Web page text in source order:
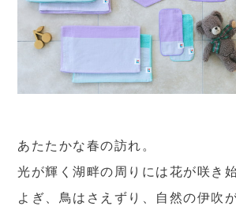
あたたかな春の訪れ。
光が輝く湖畔の周りには花が咲き
よぎ、鳥はさえずり、自然の伊吹